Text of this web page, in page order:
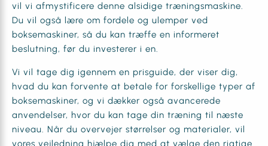
vil vi afmystificere denne alsidige træningsmaskine.
Du vil også lære om fordele og ulemper ved
boksemaskiner, så du kan træffe en informeret
beslutning, før du investerer i en.
Vi vil tage dig igennem en prisguide, der viser dig,
hvad du kan forvente at betale for forskellige typer af
boksemaskiner, og vi dækker også avancerede
anvendelser, hvor du kan tage din træning til næste
niveau. Når du overvejer størrelser og materialer, vil
vores vejledning hjælpe dig med at vælge den rigtige